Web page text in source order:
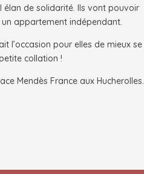
élan de solidarité. Ils vont pouvoir
appartement indépendant.
l’occasion pour elles de mieux se
collation !
Mendès France aux Hucherolles.